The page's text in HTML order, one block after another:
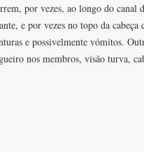
por vezes, ao longo do canal
e por vezes no topo da cabeça
e possivelmente vómitos.
nos membros, visão turva,